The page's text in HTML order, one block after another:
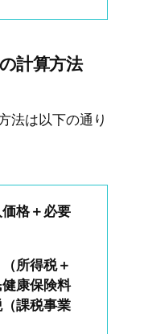
計算方法
法は以下の通り
格＋必要
所得税＋
康保険料
課税事業